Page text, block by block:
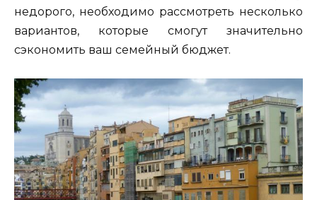
недорого, необходимо рассмотреть несколько
вариантов, которые смогут значительно
сэкономить ваш семейный бюджет.